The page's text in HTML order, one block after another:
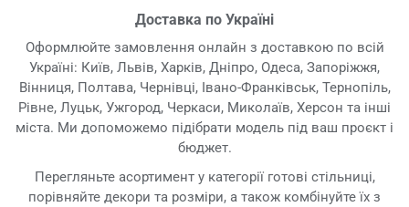
Доставка по Україні
Оформлюйте замовлення онлайн з доставкою по всій
Україні: Київ, Львів, Харків, Дніпро, Одеса, Запоріжжя,
Вінниця, Полтава, Чернівці, Івано-Франківськ, Тернопіль,
Рівне, Луцьк, Ужгород, Черкаси, Миколаїв, Херсон та інші
міста. Ми допоможемо підібрати модель під ваш проєкт і
бюджет.
Перегляньте асортимент у категорії готові стільниці,
порівняйте декори та розміри, а також комбінуйте їх з